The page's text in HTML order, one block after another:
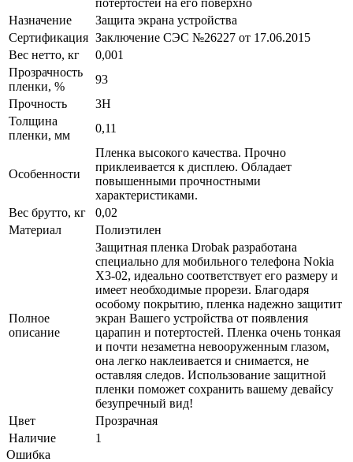
Назначение
Защита экрана устройства
Сертификация Заключение СЭС №26227 от 17.06.2015
Вес нетто, кг
0,001
Прозрачность
пленки, %
93
Прочность
3H
Толщина
пленки, мм
0,11
Особенности
Пленка высокого качества. Прочно
приклеивается к дисплею. Обладает
повышенными прочностными
характеристиками.
Вес брутто, кг
0,02
Материал
Полиэтилен
Полное
описание
Защитная пленка Drobak разработана
специально для мобильного телефона Nokia
X3-02, идеально соответствует его размеру и
имеет необходимые прорези. Благодаря
особому покрытию, пленка надежно защитит
экран Вашего устройства от появления
царапин и потертостей. Пленка очень тонкая
и почти незаметна невооруженным глазом,
она легко наклеивается и снимается, не
оставляя следов. Использование защитной
пленки поможет сохранить вашему девайсу
безупречный вид!
Цвет
Прозрачная
Наличие
1
Ошибка